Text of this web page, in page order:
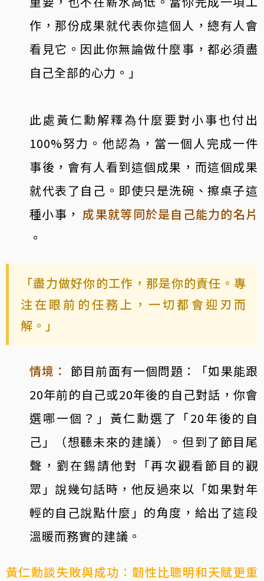
作，那份成果就代表你這個人，總有人會
看見它。因此你無論做什麼事，都必須盡
自己全部的心力。」
此處黃仁勳解釋為什麼要對小事也付出
100%努力。他認為，當一個人完成一件
事後，會有人看到這個成果，而這個成果
就代表了自己。即使只是洗碗、擦桌子這
種小事， 成果就等同於是自己能力的名片
。
「盡力做好你的工作，那是你的責任。專
注在眼前的任務上，一切都會迎刃而
解。」
情境： 節目前面有一個問題：「如果能跟
20年前的自己或20年後的自己對話，你會
選哪一個？」黃仁勳選了「20年後的自
己」（想聽未來的建議）。但到了節目尾
聲，劉在錫請他對「再次觀看節目的觀
眾」說幾句話時，他反過來以「如果對年
輕的自己說點什麼」的角度，給出了這段
溫暖而務實的建議。
黃仁勳談失敗與成功：韌性比聰明和天賦更重